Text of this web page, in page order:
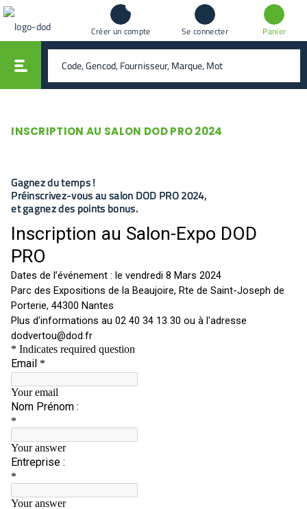
Créer un compte Se connecter Panier
rechercher
INSCRIPTION AU SALON DOD PRO 2024
Gagnez du temps !
Préinscrivez-vous au salon DOD PRO 2024,
et gagnez des points bonus.